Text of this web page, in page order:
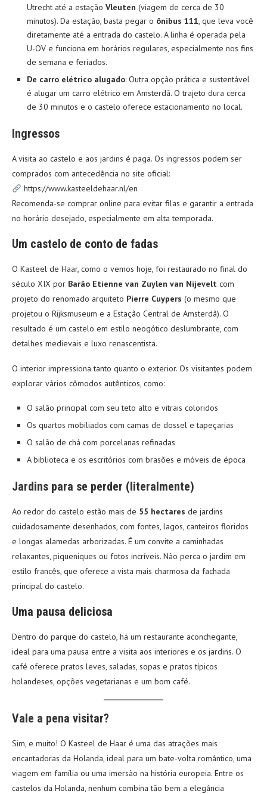
Utrecht até a estação Vleuten (viagem de cerca de 30
minutos). Da estação, basta pegar o ônibus 111, que leva você
diretamente até a entrada do castelo. A linha é operada pela
U-OV e funciona em horários regulares, especialmente nos fins
de semana e feriados.
De carro elétrico alugado: Outra opção prática e sustentável
é alugar um carro elétrico em Amsterdã. O trajeto dura cerca
de 30 minutos e o castelo oferece estacionamento no local.
Ingressos
A visita ao castelo e aos jardins é paga. Os ingressos podem ser
comprados com antecedência no site oficial:
https://www.kasteeldehaar.nl/en
Recomenda-se comprar online para evitar filas e garantir a entrada
no horário desejado, especialmente em alta temporada.
Um castelo de conto de fadas
O Kasteel de Haar, como o vemos hoje, foi restaurado no final do
século XIX por Barão Etienne van Zuylen van Nijevelt com
projeto do renomado arquiteto Pierre Cuypers (o mesmo que
projetou o Rijksmuseum e a Estação Central de Amsterdã). O
resultado é um castelo em estilo neogótico deslumbrante, com
detalhes medievais e luxo renascentista.
O interior impressiona tanto quanto o exterior. Os visitantes podem
explorar vários cômodos autênticos, como:
O salão principal com seu teto alto e vitrais coloridos
Os quartos mobiliados com camas de dossel e tapeçarias
O salão de chá com porcelanas refinadas
A biblioteca e os escritórios com brasões e móveis de época
Jardins para se perder (literalmente)
Ao redor do castelo estão mais de 55 hectares de jardins
cuidadosamente desenhados, com fontes, lagos, canteiros floridos
e longas alamedas arborizadas. É um convite a caminhadas
relaxantes, piqueniques ou fotos incríveis. Não perca o jardim em
estilo francês, que oferece a vista mais charmosa da fachada
principal do castelo.
Uma pausa deliciosa
Dentro do parque do castelo, há um restaurante aconchegante,
ideal para uma pausa entre a visita aos interiores e os jardins. O
café oferece pratos leves, saladas, sopas e pratos típicos
holandeses, opções vegetarianas e um bom café.
Vale a pena visitar?
Sim, e muito! O Kasteel de Haar é uma das atrações mais
encantadoras da Holanda, ideal para um bate-volta romântico, uma
viagem em família ou uma imersão na história europeia. Entre os
castelos da Holanda, nenhum combina tão bem a elegância